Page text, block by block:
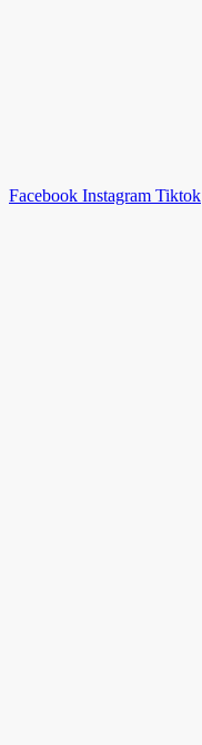
Facebook Instagram Tiktok